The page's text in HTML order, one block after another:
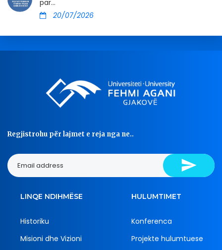
par...
20/07/2026
Regjistrohu për lajmet e reja nga ne..
LINQE NDIHMËSE
Historiku
Misioni dhe Vizioni
HULUMTIMET
Konferenca
Projekte hulumtuese